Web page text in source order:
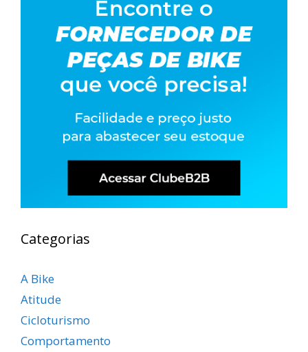
Categorias
A Bike
Atitude
Cicloturismo
Comportamento